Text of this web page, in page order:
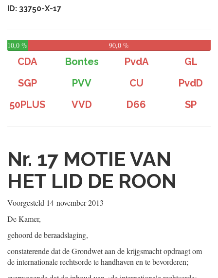
ID: 33750-X-17
10,0 % 90,0 %
CDA Bontes PvdA
GL
SGP
PVV CU
PvdD
50PLUS
VVD D66 SP
Nr. 17 MOTIE VAN
HET LID DE ROON
Voorgesteld 14 november 2013
De Kamer,
gehoord de beraadslaging,
constaterende dat de Grondwet aan de krijgsmacht opdraagt om
de internationale rechtsorde te handhaven en te bevorderen;